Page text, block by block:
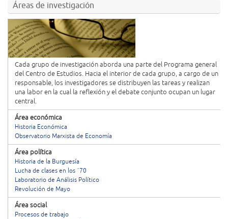
Áreas de investigación
Cada grupo de investigación aborda una parte del Programa general
del Centro de Estudios. Hacia el interior de cada grupo, a cargo de un
responsable, los investigadores se distribuyen las tareas y realizan
una labor en la cual la reflexión y el debate conjunto ocupan un lugar
central.
Área económica
Historia Económica
Observatorio Marxista de Economía
Área política
Historia de la Burguesía
Lucha de clases en los ´70
Laboratorio de Análisis Político
Revolución de Mayo
Área social
Procesos de trabajo